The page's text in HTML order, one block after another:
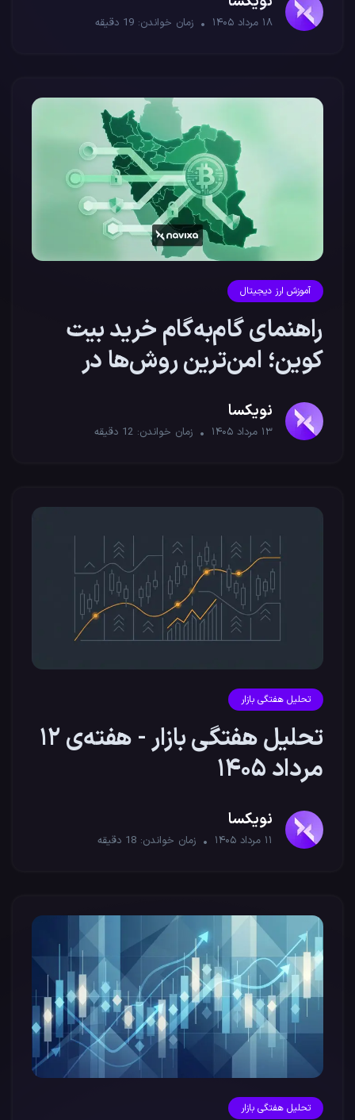
۱۸ مرداد ۱۴۰۵ زمان خواندن: 19 دقیقه
آموزش ارز دیجیتال
راهنمای گام‌به‌گام خرید بیت
کوین؛ امن‌ترین روش‌ها در
نویکسا
۱۳ مرداد ۱۴۰۵ زمان خواندن: 12 دقیقه
تحلیل هفتگی بازار
تحلیل هفتگی بازار - هفته‌ی ۱۲
مرداد ۱۴۰۵
نویکسا
۱۱ مرداد ۱۴۰۵ زمان خواندن: 18 دقیقه
تحلیل هفتگی بازار